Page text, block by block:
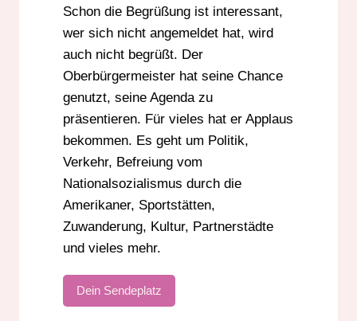
Schon die Begrüßung ist interessant,
wer sich nicht angemeldet hat, wird
auch nicht begrüßt. Der
Oberbürgermeister hat seine Chance
genutzt, seine Agenda zu
präsentieren. Für vieles hat er Applaus
bekommen. Es geht um Politik,
Verkehr, Befreiung vom
Nationalsozialismus durch die
Amerikaner, Sportstätten,
Zuwanderung, Kultur, Partnerstädte
und vieles mehr.
Dein Sendeplatz